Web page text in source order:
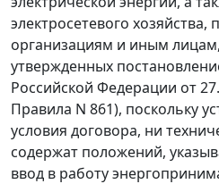
электросетевого
организациям и иным
утвержденных
Российской Федерации от
Правила N 861), поскольку
условия договора, ни
содержат положений,
ввод в работу